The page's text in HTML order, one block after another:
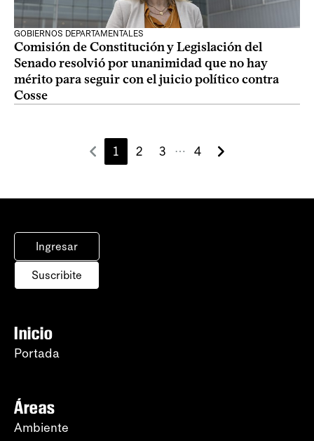
GOBIERNOS DEPARTAMENTALES
Comisión de Constitución y Legislación del
Senado resolvió por unanimidad que no hay
mérito para seguir con el juicio político contra
Cosse
1 2 3 ⋯ 4
Ingresar
Suscribite
Inicio
Portada
Áreas
Ambiente